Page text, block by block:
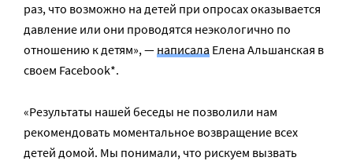
раз, что возможно на детей при опросах оказывается
давление или они проводятся неэкологично по
отношению к детям», —написала Елена Альшанская в
своем Facebook*.
«Результаты нашей беседы не позволили нам
рекомендовать моментальное возвращение всех
детей домой. Мы понимали, что рискуем вызвать